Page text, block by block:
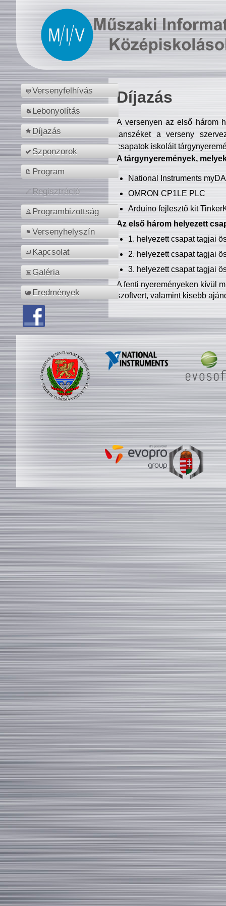
Versenyfelhívás
Lebonyolítás
Díjazás
Szponzorok
Program
Regisztráció
Programbizottság
Versenyhelyszín
Kapcsolat
Galéria
Eredmények
Díjazás
A versenyen az első három
tanszéket a verseny
csapatok iskoláit
A tárgynyeremények,
National Instruments
OMRON CP1LE PLC
Arduino fejlesztő kit
Az első három helyezett
1. helyezett csapat tagjai
2. helyezett csapat tagjai
3. helyezett csapat tagjai
A fenti nyereményeken kívül
szoftvert, valamint kisebb